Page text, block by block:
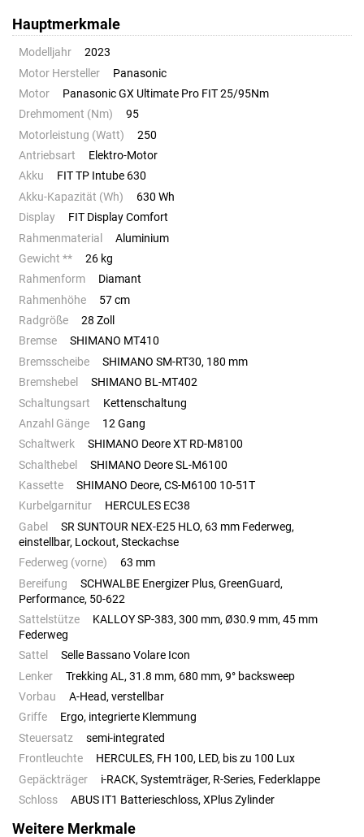
Hauptmerkmale
Modelljahr
2023
Motor Hersteller
Panasonic
Motor
Panasonic GX Ultimate Pro FIT 25/95Nm
Drehmoment (Nm)
95
Motorleistung (Watt)
250
Antriebsart
Elektro-Motor
Akku
FIT TP Intube 630
Akku-Kapazität (Wh)
630 Wh
Display
FIT Display Comfort
Rahmenmaterial
Aluminium
Gewicht **
26 kg
Rahmenform
Diamant
Rahmenhöhe
57 cm
Radgröße
28 Zoll
Bremse
SHIMANO MT410
Bremsscheibe
SHIMANO SM-RT30, 180 mm
Bremshebel
SHIMANO BL-MT402
Schaltungsart
Kettenschaltung
Anzahl Gänge
12 Gang
Schaltwerk
SHIMANO Deore XT RD-M8100
Schalthebel
SHIMANO Deore SL-M6100
Kassette
SHIMANO Deore, CS-M6100 10-51T
Kurbelgarnitur
HERCULES EC38
Gabel
SR SUNTOUR NEX-E25 HLO, 63 mm Federweg,
einstellbar, Lockout, Steckachse
Federweg (vorne)
63 mm
Bereifung
SCHWALBE Energizer Plus, GreenGuard,
Performance, 50-622
Sattelstütze
KALLOY SP-383, 300 mm, Ø30.9 mm, 45 mm
Federweg
Sattel
Selle Bassano Volare Icon
Lenker
Trekking AL, 31.8 mm, 680 mm, 9° backsweep
Vorbau
A-Head, verstellbar
Griffe
Ergo, integrierte Klemmung
Steuersatz
semi-integrated
Frontleuchte
HERCULES, FH 100, LED, bis zu 100 Lux
Gepäckträger
i-RACK, Systemträger, R-Series, Federklappe
Schloss
ABUS IT1 Batterieschloss, XPlus Zylinder
Weitere Merkmale